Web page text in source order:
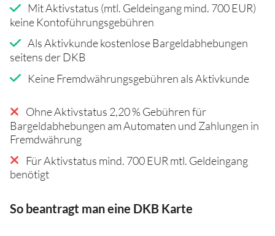
Mit Aktivstatus (mtl. Geldeingang mind. 700 EUR)
keine Kontoführungsgebühren
Als Aktivkunde kostenlose Bargeldabhebungen
seitens der DKB
Keine Fremdwährungsgebühren als Aktivkunde
Ohne Aktivstatus 2,20 % Gebühren für
Bargeldabhebungen am Automaten und Zahlungen in
Fremdwährung
Für Aktivstatus mind. 700 EUR mtl. Geldeingang
benötigt
So beantragt man eine DKB Karte